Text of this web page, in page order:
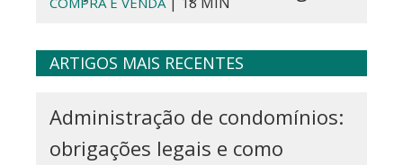
ARTIGOS MAIS RECENTES
Administração de condomínios:
obrigações legais e como